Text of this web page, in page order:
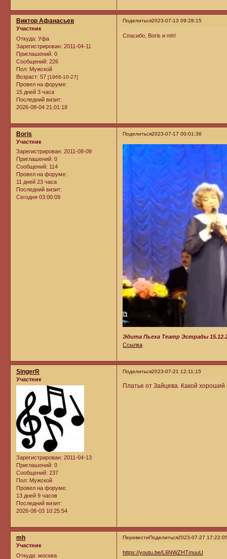
Поделиться2023-07-13 09:28:15
Виктор Афанасьев
Участник
Откуда: Уфа
Зарегистрирован: 2011-04-11
Приглашений: 0
Сообщений: 226
Пол: Мужской
Возраст: 57 [1968-10-27]
Провел на форуме:
15 дней 3 часа
Последний визит:
2026-08-04 21:01:18
Спасибо, Boris и mh!
Поделиться2023-07-17 00:01:36
Boris
Участник
Зарегистрирован: 2011-08-09
Приглашений: 0
Сообщений: 114
Провел на форуме:
11 дней 23 часа
Последний визит:
Сегодня 03:00:09
Эдита Пьеха Театр Эстрады
Ссылка
Поделиться2023-07-21 12:11:15
SingerR
Участник
Зарегистрирован: 2011-04-13
Приглашений: 0
Сообщений: 237
Пол: Мужской
Провел на форуме:
13 дней 9 часов
Последний визит:
2026-08-03 10:25:54
Платье от Зайцева. Какой хороший
ПеревестиПоделиться2023-07-27
mh
Участник
Откуда: москва
https://youtu.be/L6NWZHTmuuU